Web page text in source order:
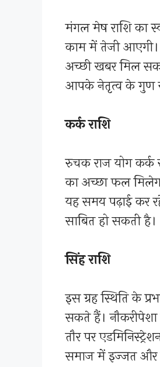
मंगल मेष राशि का
काम में तेजी आएगी।
अच्छी खबर मिल
आपके नेतृत्व के गुण
कर्क राशि
रुचक राज योग कर्क
का अच्छा फल
यह समय पढ़ाई कर
साबित हो सकती है।
सिंह राशि
इस ग्रह स्थिति के
सकते हैं।
तौर पर
समाज में इज्जत और